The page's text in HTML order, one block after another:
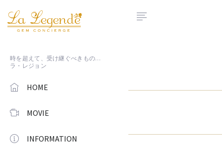
時を超えて、受け継ぐべきもの…
ラ・レジョン
HOME
MOVIE
INFORMATION